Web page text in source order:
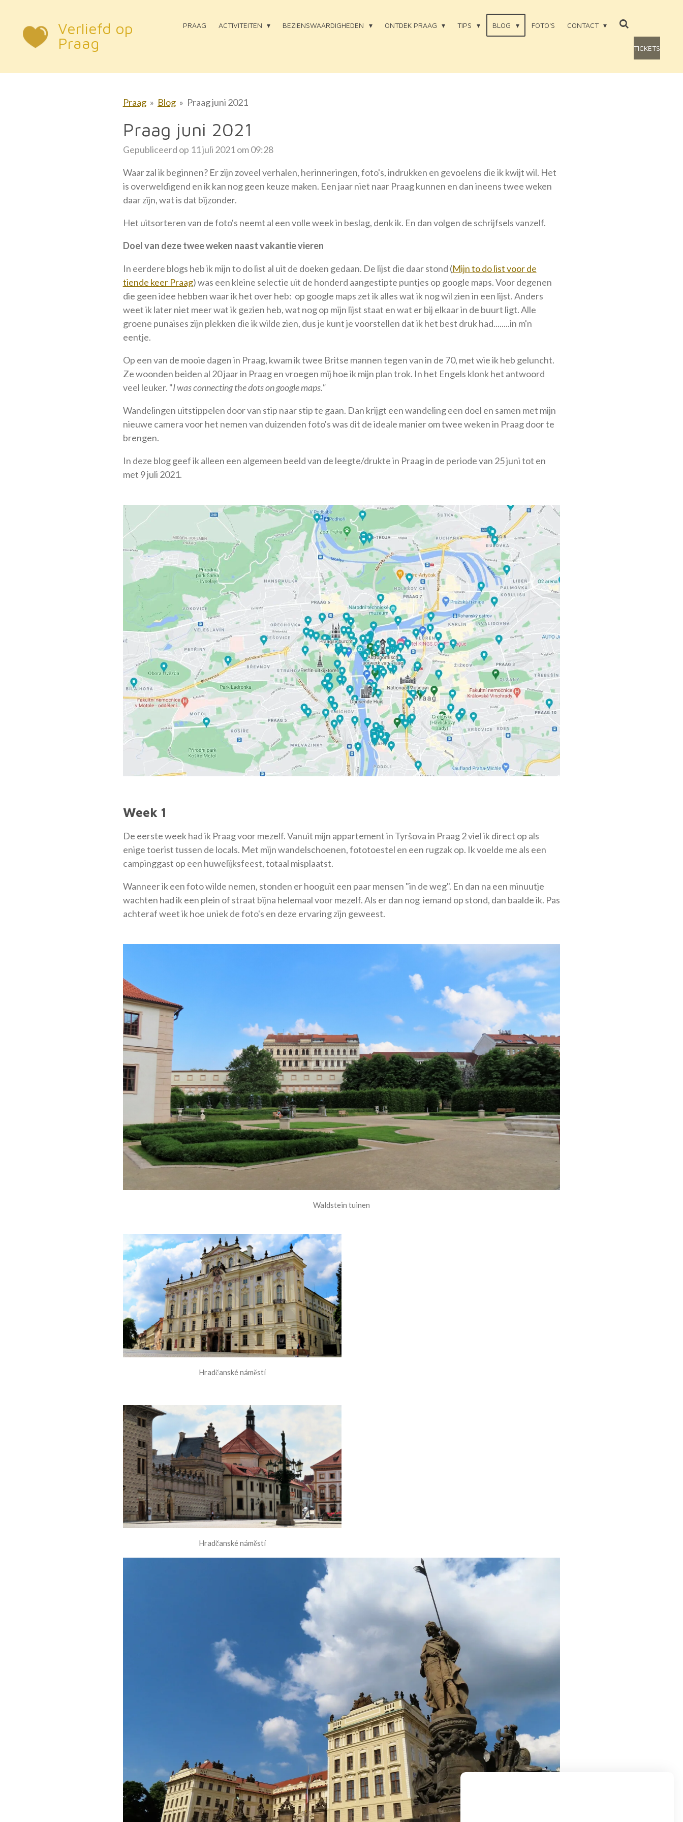
direct
naar
Verliefd op
Praag
PRAAG ACTIVITEITEN BEZIENSWAARDIGHEDEN ONTDEK PRAAG TIPS BLOG FOTO'S CONTACT
TICKETS
Praag » Blog » Praag juni 2021
Praag juni 2021
Gepubliceerd op 11 juli 2021 om 09:28
Waar zal ik beginnen? Er zijn zoveel verhalen, herinneringen, foto's, indrukken en gevoelens die ik kwijt wil. Het
is overweldigend en ik kan nog geen keuze maken. Een jaar niet naar Praag kunnen en dan ineens twee weken
daar zijn, wat is dat bijzonder.
Het uitsorteren van de foto's neemt al een volle week in beslag, denk ik. En dan volgen de schrijfsels vanzelf.
Doel van deze twee weken naast vakantie vieren
In eerdere blogs heb ik mijn to do list al uit de doeken gedaan. De lijst die daar stond (Mijn to do list voor de
tiende keer Praag) was een kleine selectie uit de honderd aangestipte puntjes op google maps. Voor degenen
die geen idee hebben waar ik het over heb: op google maps zet ik alles wat ik nog wil zien in een lijst. Anders
weet ik later niet meer wat ik gezien heb, wat nog op mijn lijst staat en wat er bij elkaar in de buurt ligt. Alle
groene punaises zijn plekken die ik wilde zien, dus je kunt je voorstellen dat ik het best druk had........in m'n
eentje.
Op een van de mooie dagen in Praag, kwam ik twee Britse mannen tegen van in de 70, met wie ik heb geluncht.
Ze woonden beiden al 20 jaar in Praag en vroegen mij hoe ik mijn plan trok. In het Engels klonk het antwoord
veel leuker. "I was connecting the dots on google maps."
Wandelingen uitstippelen door van stip naar stip te gaan. Dan krijgt een wandeling een doel en samen met mijn
nieuwe camera voor het nemen van duizenden foto's was dit de ideale manier om twee weken in Praag door te
brengen.
In deze blog geef ik alleen een algemeen beeld van de leegte/drukte in Praag in de periode van 25 juni tot en
met 9 juli 2021.
Week 1
De eerste week had ik Praag voor mezelf. Vanuit mijn appartement in Tyršova in Praag 2 viel ik direct op als
enige toerist tussen de locals. Met mijn wandelschoenen, fototoestel en een rugzak op. Ik voelde me als een
campinggast op een huwelijksfeest, totaal misplaatst.
Wanneer ik een foto wilde nemen, stonden er hooguit een paar mensen "in de weg". En dan na een minuutje
wachten had ik een plein of straat bijna helemaal voor mezelf. Als er dan nog iemand op stond, dan baalde ik. Pas
achteraf weet ik hoe uniek de foto's en deze ervaring zijn geweest.
Waldstein tuinen
Hradčanské náměstí
Hradčanské náměstí